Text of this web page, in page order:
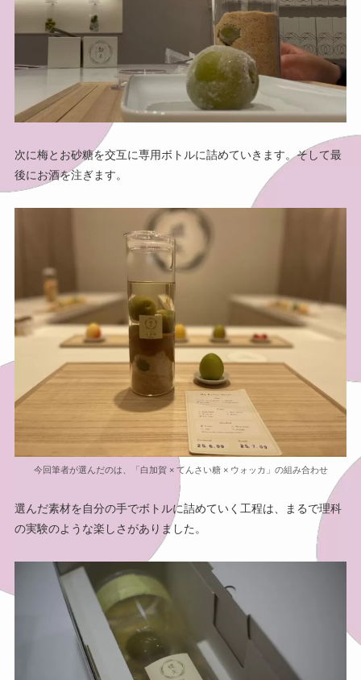
次に梅とお砂糖を交互に専用ボトルに詰めていきます。そして最
後にお酒を注ぎます。
今回筆者が選んだのは、「白加賀 × てんさい糖 × ウォッカ」の組み合わせ
選んだ素材を自分の手でボトルに詰めていく工程は、まるで理科
の実験のような楽しさがありました。